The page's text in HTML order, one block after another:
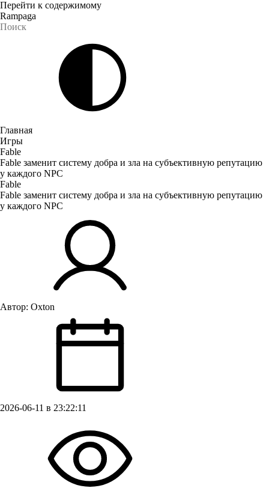
Перейти к содержимому
Rampaga
Главная
Игры
Fable
Fable заменит систему добра и зла на субъективную репутацию
у каждого NPC
Fable
Fable заменит систему добра и зла на субъективную репутацию
у каждого NPC
Автор: Oxton
2026-06-11 в 23:22:11